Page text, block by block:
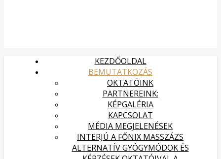
KEZDŐOLDAL
BEMUTATKOZÁS
OKTATÓINK
PARTNEREINK:
KÉPGALÉRIA
KAPCSOLAT
MÉDIA MEGJELENÉSEK
INTERJÚ A FŐNIX MASSZÁZS
ALTERNATÍV GYÓGYMÓDOK ÉS